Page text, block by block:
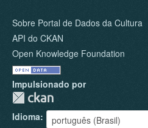
Sobre Portal de Dados da Cultura
API do CKAN
Open Knowledge Foundation
Impulsionado por
Idioma